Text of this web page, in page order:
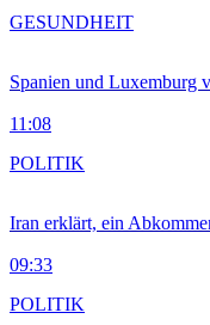
Spanien und Luxemburg
11:08
GESUNDHEIT
Iran erklärt, ein
09:33
POLITIK
POLITIK